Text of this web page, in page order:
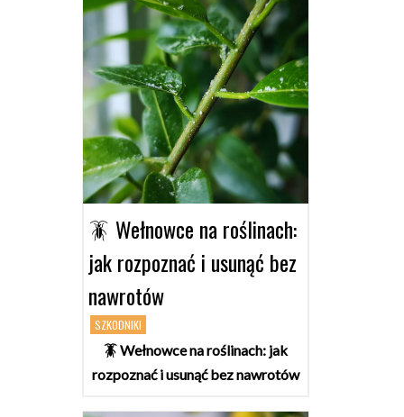
🪳 Wełnowce na roślinach:
jak rozpoznać i usunąć bez
nawrotów
SZKODNIKI
🪳 Wełnowce na roślinach: jak
rozpoznać i usunąć bez nawrotów